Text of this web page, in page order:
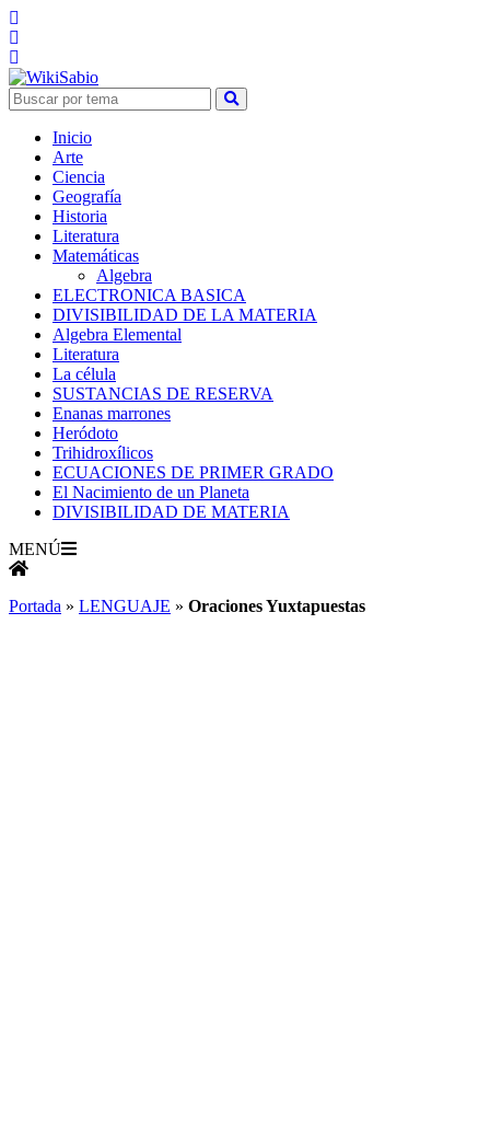
Inicio
Arte
Ciencia
Geografía
Historia
Literatura
Matemáticas
Algebra
ELECTRONICA BASICA
DIVISIBILIDAD DE LA MATERIA
Algebra Elemental
Literatura
La célula
SUSTANCIAS DE RESERVA
Enanas marrones
Heródoto
Trihidroxílicos
ECUACIONES DE PRIMER GRADO
El Nacimiento de un Planeta
DIVISIBILIDAD DE MATERIA
MENÚ
Portada » LENGUAJE » Oraciones Yuxtapuestas